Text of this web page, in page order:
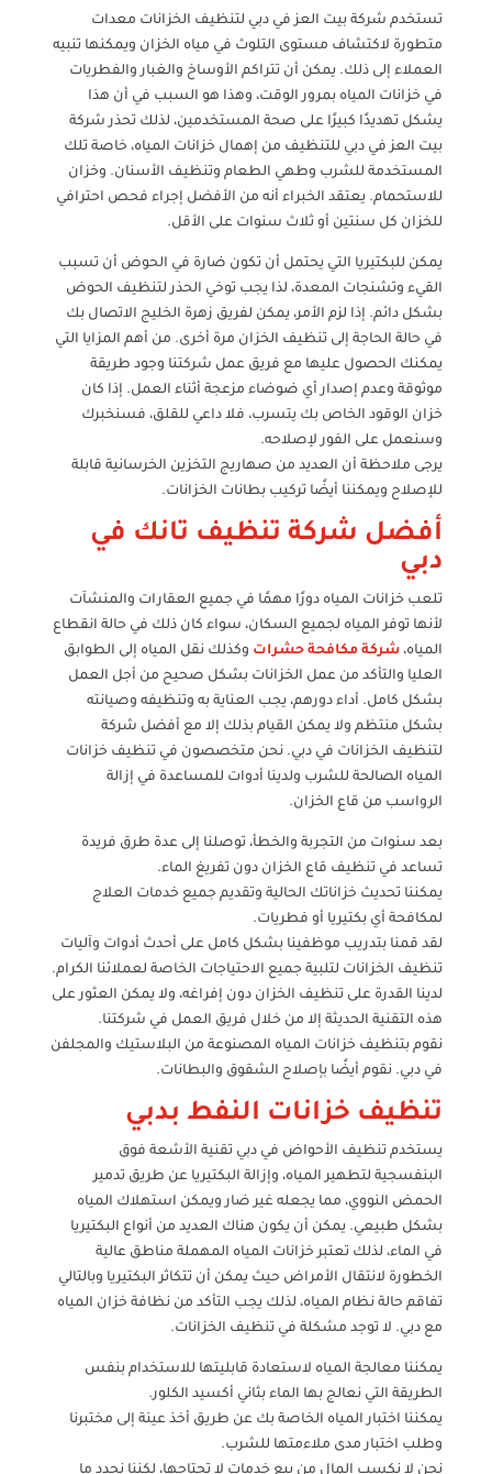
تستخدم شركة بيت العز في دبي لتنظيف الخزانات معدات
متطورة لاكتشاف مستوى التلوث في مياه الخزان ويمكنها تنبيه
العملاء إلى ذلك. يمكن أن تتراكم الأوساخ والغبار والفطريات
في خزانات المياه بمرور الوقت، وهذا هو السبب في أن هذا
يشكل تهديدًا كبيرًا على صحة المستخدمين، لذلك تحذر شركة
بيت العز في دبي للتنظيف من إهمال خزانات المياه، خاصة تلك
المستخدمة للشرب وطهي الطعام وتنظيف الأسنان. وخزان
للاستحمام. يعتقد الخبراء أنه من الأفضل إجراء فحص احترافي
للخزان كل سنتين أو ثلاث سنوات على الأقل.
يمكن للبكتيريا التي يحتمل أن تكون ضارة في الحوض أن تسبب
القيء وتشنجات المعدة، لذا يجب توخي الحذر لتنظيف الحوض
بشكل دائم. إذا لزم الأمر، يمكن لفريق زهرة الخليج الاتصال بك
في حالة الحاجة إلى تنظيف الخزان مرة أخرى. من أهم المزايا التي
يمكنك الحصول عليها مع فريق عمل شركتنا وجود طريقة
موثوقة وعدم إصدار أي ضوضاء مزعجة أثناء العمل. إذا كان
خزان الوقود الخاص بك يتسرب، فلا داعي للقلق، فسنخبرك
وسنعمل على الفور لإصلاحه.
يرجى ملاحظة أن العديد من صهاريج التخزين الخرسانية قابلة
للإصلاح ويمكننا أيضًا تركيب بطانات الخزانات.
أفضل شركة تنظيف تانك في
دبي
تلعب خزانات المياه دورًا مهمًا في جميع العقارات والمنشآت
لأنها توفر المياه لجميع السكان، سواء كان ذلك في حالة انقطاع
المياه، شركة مكافحة حشرات وكذلك نقل المياه إلى الطوابق
العليا والتأكد من عمل الخزانات بشكل صحيح من أجل العمل
بشكل كامل. أداء دورهم، يجب العناية به وتنظيفه وصيانته
بشكل منتظم ولا يمكن القيام بذلك إلا مع أفضل شركة
لتنظيف الخزانات في دبي. نحن متخصصون في تنظيف خزانات
المياه الصالحة للشرب ولدينا أدوات للمساعدة في إزالة
الرواسب من قاع الخزان.
بعد سنوات من التجربة والخطأ، توصلنا إلى عدة طرق فريدة
تساعد في تنظيف قاع الخزان دون تفريغ الماء.
يمكننا تحديث خزاناتك الحالية وتقديم جميع خدمات العلاج
لمكافحة أي بكتيريا أو فطريات.
لقد قمنا بتدريب موظفينا بشكل كامل على أحدث أدوات وآليات
تنظيف الخزانات لتلبية جميع الاحتياجات الخاصة لعملائنا الكرام.
لدينا القدرة على تنظيف الخزان دون إفراغه، ولا يمكن العثور على
هذه التقنية الحديثة إلا من خلال فريق العمل في شركتنا.
نقوم بتنظيف خزانات المياه المصنوعة من البلاستيك والمجلفن
في دبي. نقوم أيضًا بإصلاح الشقوق والبطانات.
تنظيف خزانات النفط بدبي
يستخدم تنظيف الأحواض في دبي تقنية الأشعة فوق
البنفسجية لتطهير المياه، وإزالة البكتيريا عن طريق تدمير
الحمض النووي، مما يجعله غير ضار ويمكن استهلاك المياه
بشكل طبيعي. يمكن أن يكون هناك العديد من أنواع البكتيريا
في الماء، لذلك تعتبر خزانات المياه المهملة مناطق عالية
الخطورة لانتقال الأمراض حيث يمكن أن تتكاثر البكتيريا وبالتالي
تفاقم حالة نظام المياه، لذلك يجب التأكد من نظافة خزان المياه
مع دبي. لا توجد مشكلة في تنظيف الخزانات.
يمكننا معالجة المياه لاستعادة قابليتها للاستخدام بنفس
الطريقة التي نعالج بها الماء بثاني أكسيد الكلور.
يمكننا اختبار المياه الخاصة بك عن طريق أخذ عينة إلى مختبرنا
وطلب اختبار مدى ملاءمتها للشرب.
نحن لا نكسب المال من بيع خدمات لا تحتاجها، لكننا نحدد ما